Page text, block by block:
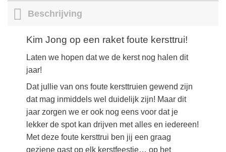
Beschrijving
Kim Jong op een raket foute kersttrui!
Laten we hopen dat we de kerst nog halen dit
jaar!
Dat jullie van ons foute kersttruien gewend zijn
dat mag inmiddels wel duidelijk zijn! Maar dit
jaar zorgen we er ook nog eens voor dat je
lekker de spot kan drijven met alles en iedereen!
Met deze foute kersttrui ben jij een graag
geziene gast op elk kerstfeestje… op het